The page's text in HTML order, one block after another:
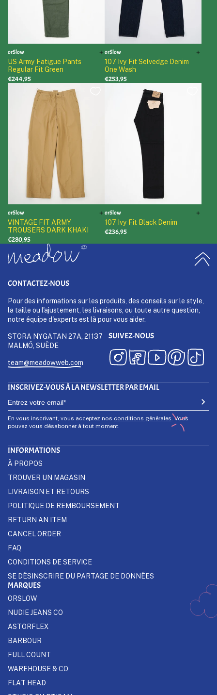
orSlow
US Army Fatigue Pants
Regular Fit Green
€244,95
orSlow
107 Ivy Fit Selvedge Denim
One Wash
€253,95
orSlow
VINTAGE FIT ARMY
TROUSERS DARK KHAKI
€280,95
orSlow
107 Ivy Fit Black Denim
€236,95
CONTACTEZ-NOUS
Pour des informations sur les produits, des conseils sur le style,
la taille ou l'ajustement, les livraisons, ou toute autre question,
notre équipe d'experts est là pour vous aider.
STORA NYGATAN 27A, 21137
MALMÖ, SUÈDE
team@meadowweb.com
SUIVEZ-NOUS
INSCRIVEZ-VOUS À LA NEWSLETTER PAR EMAIL
En vous inscrivant, vous acceptez nos conditions générales. Vous
pouvez vous désabonner à tout moment.
INFORMATIONS
À PROPOS
TROUVER UN MAGASIN
LIVRAISON ET RETOURS
POLITIQUE DE REMBOURSEMENT
RETURN AN ITEM
CANCEL ORDER
FAQ
CONDITIONS DE SERVICE
SE DÉSINSCRIRE DU PARTAGE DE DONNÉES
MARQUES
ORSLOW
NUDIE JEANS CO
ASTORFLEX
BARBOUR
FULL COUNT
WAREHOUSE & CO
FLAT HEAD